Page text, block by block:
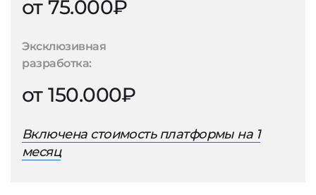
от 75.000₽
Эксклюзивная
разработка:
от 150.000₽
Включена стоимость платформы на 1
месяц